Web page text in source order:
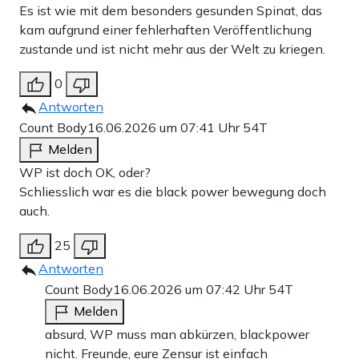
Es ist wie mit dem besonders gesunden Spinat, das
kam aufgrund einer fehlerhaften Veröffentlichung
zustande und ist nicht mehr aus der Welt zu kriegen.
0
Antworten
Count Body16.06.2026 um 07:41 Uhr 54T
Melden
WP ist doch OK, oder?
Schliesslich war es die black power bewegung doch
auch.
25
Antworten
Count Body16.06.2026 um 07:42 Uhr 54T
Melden
absurd, WP muss man abkürzen, blackpower
nicht. Freunde, eure Zensur ist einfach